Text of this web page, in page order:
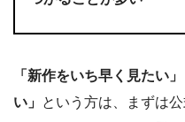
「新作をいち早く見たい
い」 という方は、まずは